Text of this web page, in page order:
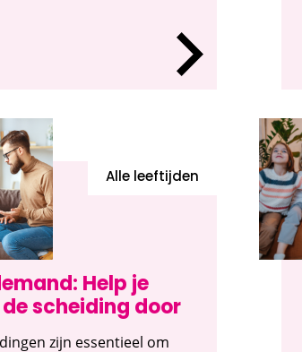
Help je
scheiding door
Alle leeftijden
zijn essentieel om